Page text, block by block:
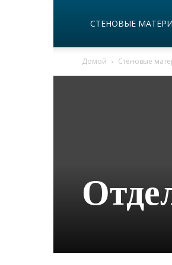
СТЕНОВЫЕ
Домой Стеновые